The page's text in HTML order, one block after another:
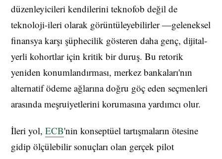
düzenleyicileri kendilerini teknofob değil de
teknoloji-ileri olarak görüntüleyebilirler —geleneksel
finansya karşı şüphecilik gösteren daha genç, dijital-
yerli kohortlar için kritik bir duruş. Bu retorik
yeniden konumlandırması, merkez bankaları'nın
alternatif ödeme ağlarına doğru göç eden seçmenleri
arasında meşruiyetlerini korumasına yardımcı olur.
İleri yol, ECB'nin konseptüel tartışmaların ötesine
gidip ölçülebilir sonuçları olan gerçek pilot